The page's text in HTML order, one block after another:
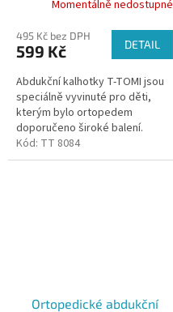
Momentálně nedostupné
495 Kč bez DPH
599 Kč DETAIL
Abdukční kalhotky T-TOMI jsou
speciálně vyvinuté pro děti,
kterým bylo ortopedem
doporučeno široké balení.
Kalhotky udržují kyčle dítěte ve
správném postavení díky všité...
Kód: TT 8084
Ortopedické abdukční